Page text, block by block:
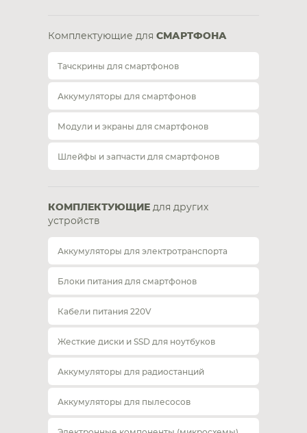
Комплектующие для СМАРТФОНА
Тачскрины для смартфонов
Аккумуляторы для смартфонов
Модули и экраны для смартфонов
Шлейфы и запчасти для смартфонов
КОМПЛЕКТУЮЩИЕ для других
устройств
Аккумуляторы для электротранспорта
Блоки питания для смартфонов
Кабели питания 220V
Жесткие диски и SSD для ноутбуков
Аккумуляторы для радиостанций
Аккумуляторы для пылесосов